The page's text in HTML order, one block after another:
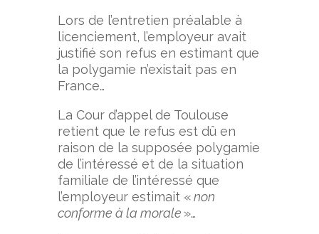
Lors de l’entretien préalable à
licenciement, l’employeur avait
justifié son refus en estimant que
la polygamie n’existait pas en
France…
La Cour d’appel de Toulouse
retient que le refus est dû en
raison de la supposée polygamie
de l’intéressé et de la situation
familiale de l’intéressé que
l’employeur estimait «non
conforme à la morale »…